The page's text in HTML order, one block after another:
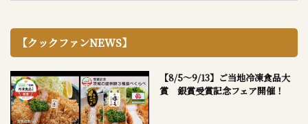
【クックファンNEWS】
【8/5～9/13】ご当地冷凍食品大
賞 銀賞受賞記念フェア開催！